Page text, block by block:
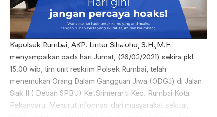
Kapolsek Rumbai, AKP. Linter Sihaloho, S.H.,M.H
menyampaikan pada hari Jumat, (26/03/2021) sekira pkl
15.00 wib, tim unit reskrim Polsek Rumbai, telah
menemukan Orang Dalam Gangguan Jiwa (ODGJ) di Jalan
Siak II ( Depan SPBU) Kel.Srimeranti Kec. Rumbai Kota
Pekanbaru. Menurut informasi dari masyarakat sekitar,